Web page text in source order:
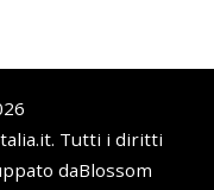
. Tutti i diritti
daBlossom